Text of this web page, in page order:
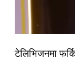
टेलिभिजनमा